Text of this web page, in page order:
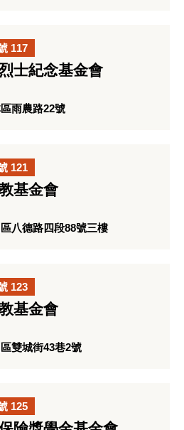
117
士紀念基金會
雨農路22號
121
基金會
八德路四段88號三樓
123
基金會
雙城街43巷2號
125